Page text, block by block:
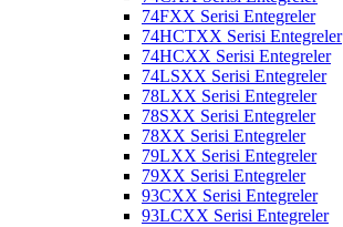
74FXX Serisi Entegreler
74HCTXX Serisi Entegreler
74HCXX Serisi Entegreler
74LSXX Serisi Entegreler
78LXX Serisi Entegreler
78SXX Serisi Entegreler
78XX Serisi Entegreler
79LXX Serisi Entegreler
79XX Serisi Entegreler
93CXX Serisi Entegreler
93LCXX Serisi Entegreler